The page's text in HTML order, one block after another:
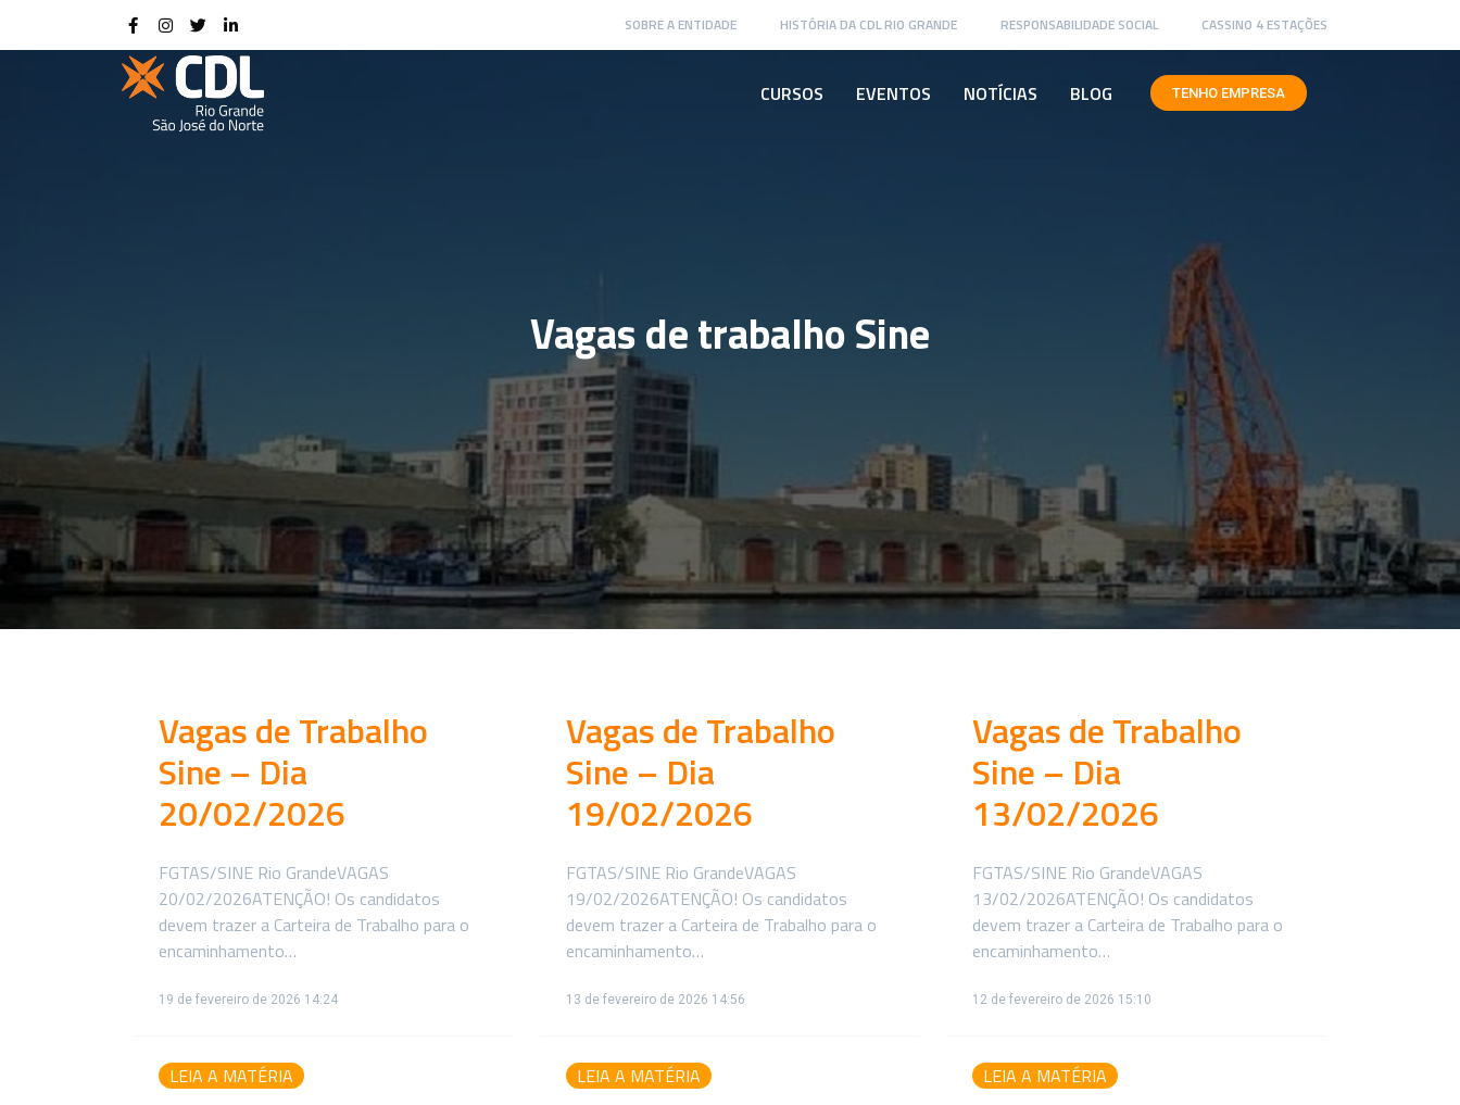
SOBRE A ENTIDADE HISTÓRIA DA CDL RIO GRANDE RESPONSABILIDADE SOCIAL CASSINO 4 ESTAÇÕES
CURSOS EVENTOS NOTÍCIAS BLOG TENHO EMPRESA
Vagas de trabalho Sine
Vagas de Trabalho
Sine – Dia
20/02/2026
FGTAS/SINE Rio GrandeVAGAS
20/02/2026ATENÇÃO! Os candidatos
devem trazer a Carteira de Trabalho para o
encaminhamento…
19 de fevereiro de 2026 14:24
LEIA A MATÉRIA
Vagas de Trabalho
Sine – Dia
19/02/2026
FGTAS/SINE Rio GrandeVAGAS
19/02/2026ATENÇÃO! Os candidatos
devem trazer a Carteira de Trabalho para o
encaminhamento…
13 de fevereiro de 2026 14:56
LEIA A MATÉRIA
Vagas de Trabalho
Sine – Dia
13/02/2026
FGTAS/SINE Rio GrandeVAGAS
13/02/2026ATENÇÃO! Os candidatos
devem trazer a Carteira de Trabalho para o
encaminhamento…
12 de fevereiro de 2026 15:10
LEIA A MATÉRIA